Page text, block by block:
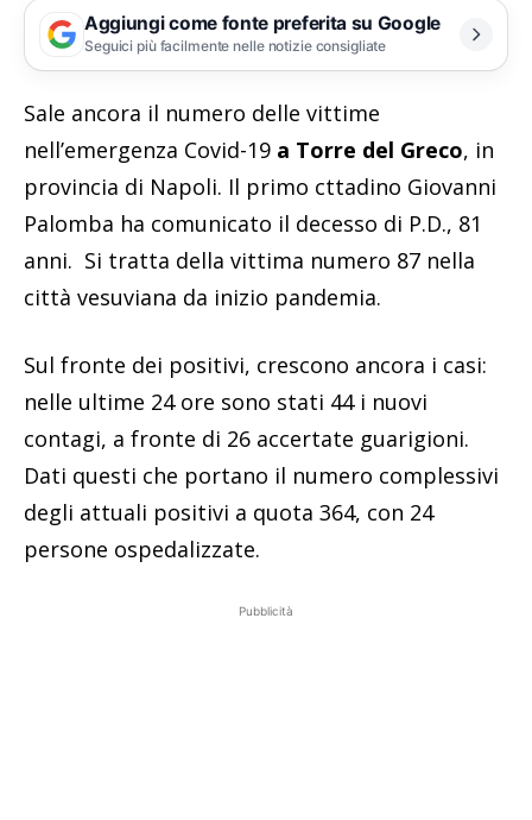
Aggiungi come fonte preferita su Google
Seguici più facilmente nelle notizie consigliate
Sale ancora il numero delle vittime
nell’emergenza Covid-19 a Torre del Greco, in
provincia di Napoli. Il primo cttadino Giovanni
Palomba ha comunicato il decesso di P.D., 81
anni. Si tratta della vittima numero 87 nella
città vesuviana da inizio pandemia.
Sul fronte dei positivi, crescono ancora i casi:
nelle ultime 24 ore sono stati 44 i nuovi
contagi, a fronte di 26 accertate guarigioni.
Dati questi che portano il numero complessivi
degli attuali positivi a quota 364, con 24
persone ospedalizzate.
Pubblicità